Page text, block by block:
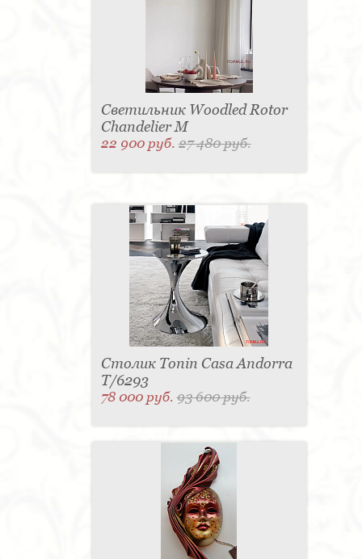
Светильник Woodled Rotor
Chandelier M
22 900 руб.27 480 руб.
Столик Tonin Casa Andorra
T/6293
78 000 руб.93 600 руб.